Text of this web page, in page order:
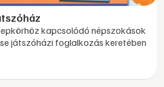
kapcsolódó népszokások
játszóházi foglalkozás keretében